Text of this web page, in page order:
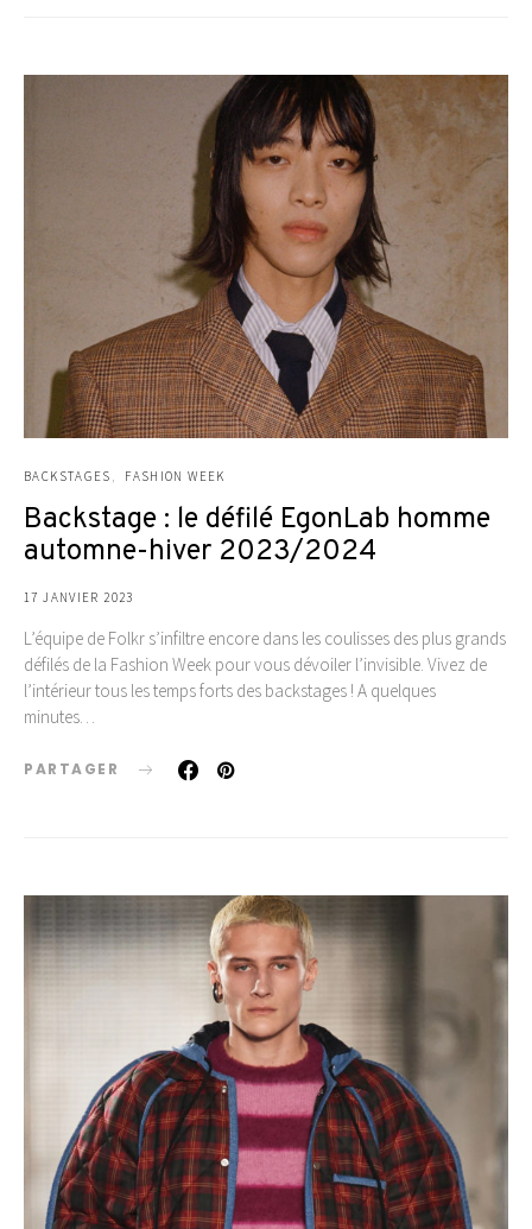
BACKSTAGES FASHION WEEK
Backstage : le défilé EgonLab homme
automne-hiver 2023/2024
17 JANVIER 2023
L’équipe de Folkr s’infiltre encore dans les coulisses des plus grands
défilés de la Fashion Week pour vous dévoiler l’invisible. Vivez de
l’intérieur tous les temps forts des backstages ! A quelques
minutes…
PARTAGER